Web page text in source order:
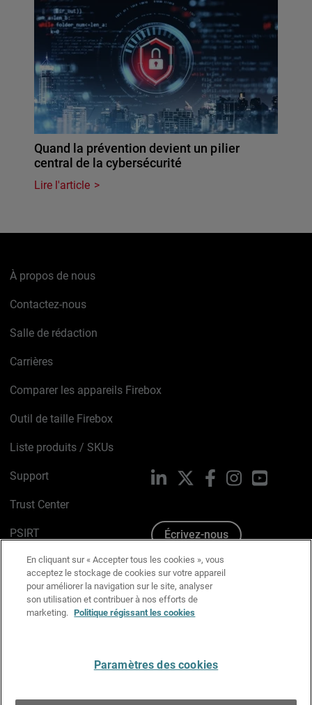
Quand la prévention devient un pilier
central de la cybersécurité
Lire l'article
À propos de nous
Contactez-nous
Salle de rédaction
Carrières
Comparer les appareils Firebox
Outil de taille Firebox
Liste produits / SKUs
Support
Trust Center
PSIRT
Avis sur les cookies
Politique de confidentialité
Charte Graphique
LinkedIn FacebookInstagramYouTube
Écrivez-nous
En cliquant sur « Accepter tous les cookies », vous
acceptez le stockage de cookies sur votre appareil
pour améliorer la navigation sur le site, analyser
son utilisation et contribuer à nos efforts de
marketing. Politique régissant les cookies
Paramètres des cookies